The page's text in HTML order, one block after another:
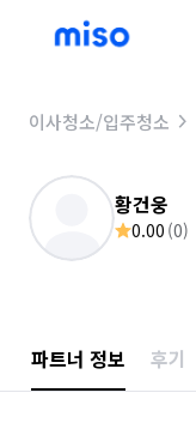
이사청소/입주청소
황건웅
0.00 (0)
파트너 정보 후기